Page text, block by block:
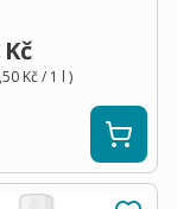
Kč/ 1 l )